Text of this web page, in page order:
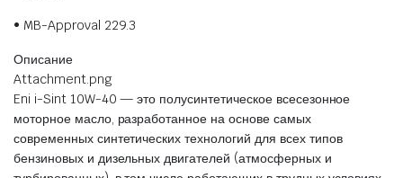
• MB-Approval 229.3
Описание
Attachment.png
Eni i-Sint 10W-40 — это полусинтетическое всесезонное
моторное масло, разработанное на основе самых
современных синтетических технологий для всех типов
бензиновых и дизельных двигателей (атмосферных и